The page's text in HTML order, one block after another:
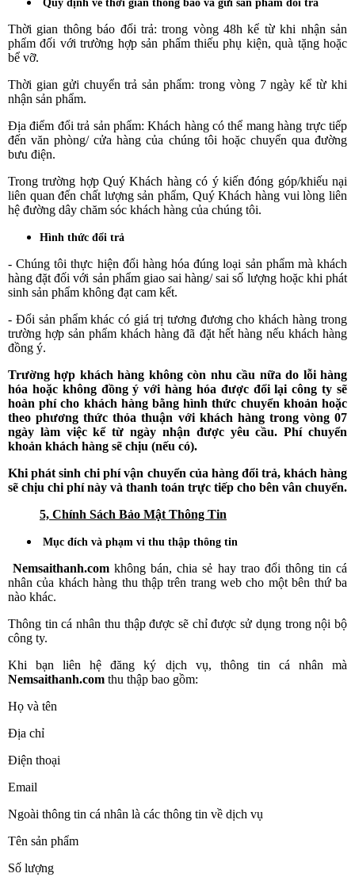
Quy định về thời gian thông báo và gửi sản phẩm đổi trả
Thời gian thông báo đổi trả: trong vòng 48h kể từ khi nhận sản
phẩm đối với trường hợp sản phẩm thiếu phụ kiện, quà tặng hoặc
bể vỡ.
Thời gian gửi chuyển trả sản phẩm: trong vòng 7 ngày kể từ khi
nhận sản phẩm.
Địa điểm đổi trả sản phẩm: Khách hàng có thể mang hàng trực tiếp
đến văn phòng/ cửa hàng của chúng tôi hoặc chuyển qua đường
bưu điện.
Trong trường hợp Quý Khách hàng có ý kiến đóng góp/khiếu nại
liên quan đến chất lượng sản phẩm, Quý Khách hàng vui lòng liên
hệ đường dây chăm sóc khách hàng của chúng tôi.
Hình thức đổi trả
- Chúng tôi thực hiện đổi hàng hóa đúng loại sản phẩm mà khách
hàng đặt đối với sản phẩm giao sai hàng/ sai số lượng hoặc khi phát
sinh sản phẩm không đạt cam kết.
- Đổi sản phẩm khác có giá trị tương đương cho khách hàng trong
trường hợp sản phẩm khách hàng đã đặt hết hàng nếu khách hàng
đồng ý.
Trường hợp khách hàng không còn nhu cầu nữa do lỗi hàng
hóa hoặc không đồng ý với hàng hóa được đổi lại công ty sẽ
hoàn phí cho khách hàng bằng hình thức chuyển khoản hoặc
theo phương thức thỏa thuận với khách hàng trong vòng 07
ngày làm việc kể từ ngày nhận được yêu cầu. Phí chuyển
khoản khách hàng sẽ chịu (nếu có).
Khi phát sinh chi phí vận chuyển của hàng đổi trả, khách hàng
sẽ chịu chi phí này và thanh toán trực tiếp cho bên vân chuyển.
5, Chính Sách Bảo Mật Thông Tin
Mục đích và phạm vi thu thập thông tin
Nemsaithanh.comkhông bán, chia sẻ hay trao đổi thông tin cá
nhân của khách hàng thu thập trên trang web cho một bên thứ ba
nào khác.
Thông tin cá nhân thu thập được sẽ chỉ được sử dụng trong nội bộ
công ty.
Khi bạn liên hệ đăng ký dịch vụ, thông tin cá nhân mà
Nemsaithanh.com thu thập bao gồm:
Họ và tên
Địa chỉ
Điện thoại
Email
Ngoài thông tin cá nhân là các thông tin về dịch vụ
Tên sản phẩm
Số lượng